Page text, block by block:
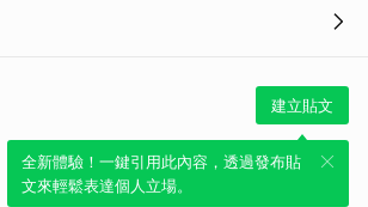
建立貼文
全新體驗！一鍵引用此內容，透過發布貼
文來輕鬆表達個人立場。